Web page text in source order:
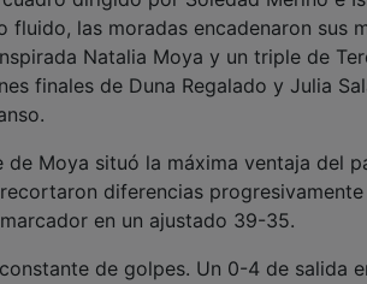
las moradas encadenaron sus
Natalia Moya y un triple de
finales de Duna Regalado y Julia
de Moya situó la máxima ventaja del
diferencias
en un ajustado 39-35.
de golpes. Un 0-4 de salida